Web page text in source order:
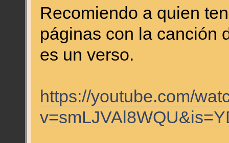
Recomiendo a quien
páginas con la canción
es un verso.
https://youtube.com/